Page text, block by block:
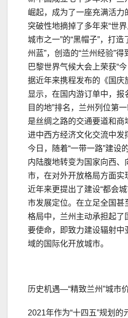
崛起，成为了一座充满活力
突破性地摘掉了多年来“世
城市之一”的“黑帽子”，打造
州蓝”，创造的“兰州经验”
巴黎世界气候大会上荣获“
据近年来携程发布的《国庆
显示，在国内游订单中，报
目的地”排名，兰州列位第
是丝绸之路的交通要道和商
进中西方经济文化交流中发
今日，随着“一带一路”建设
内陆腹地转变为国家向西、
市，在对外开放格局方面实
近年来更提出了建设“都会
市发展定位。在立足全国甚
格局中，兰州主动承担起了
要使命，即致力建设辐射中
域的国际化开放城市。
历史机遇—“精致兰州”城市
2021年作为“十四五”规划